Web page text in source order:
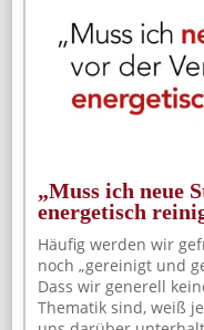
„Muss ich neue
energetisch
Häufig werden wir
noch „gereinigt und
Dass wir generell
Thematik sind, weiß